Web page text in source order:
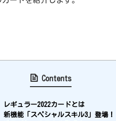
Contents
レギュラー2022カードとは
新機能「スペシャルスキル3」登場！